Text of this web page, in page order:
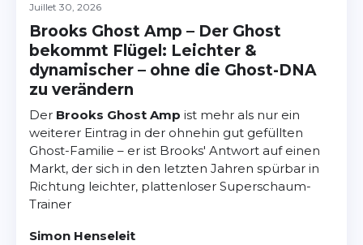
Juillet 30, 2026
Brooks Ghost Amp – Der Ghost
bekommt Flügel: Leichter &
dynamischer – ohne die Ghost-DNA
zu verändern
Der Brooks Ghost Amp ist mehr als nur ein
weiterer Eintrag in der ohnehin gut gefüllten
Ghost-Familie – er ist Brooks' Antwort auf einen
Markt, der sich in den letzten Jahren spürbar in
Richtung leichter, plattenloser Superschaum-
Trainer
Simon Henseleit